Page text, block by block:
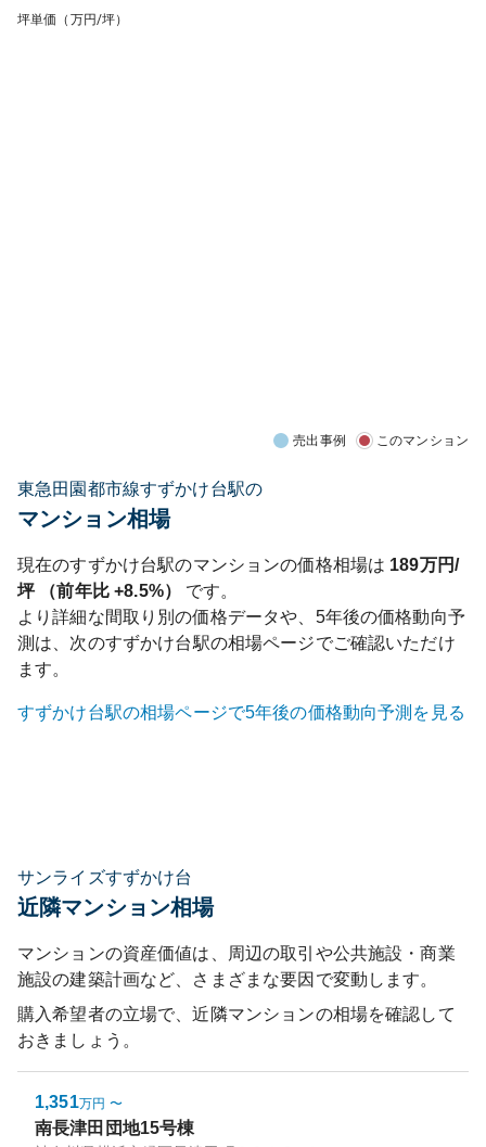
坪単価（万円/坪）
売出事例 このマンション
東急田園都市線すずかけ台駅の
マンション相場
現在のすずかけ台駅のマンションの価格相場は 189万円/
坪 （前年比+8.5%）
です。
より詳細な間取り別の価格データや、5年後の価格動向予
測は、次のすずかけ台駅の相場ページでご確認いただけ
ます。
すずかけ台駅の相場ページで5年後の価格動向予測を見る
サンライズすずかけ台
近隣マンション相場
マンションの資産価値は、周辺の取引や公共施設・商業
施設の建築計画など、さまざまな要因で変動します。
購入希望者の立場で、近隣マンションの相場を確認して
おきましょう。
1,351万円 〜
南長津田団地15号棟